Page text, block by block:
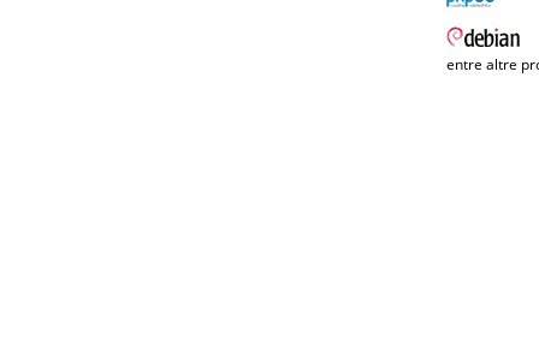
entre altre